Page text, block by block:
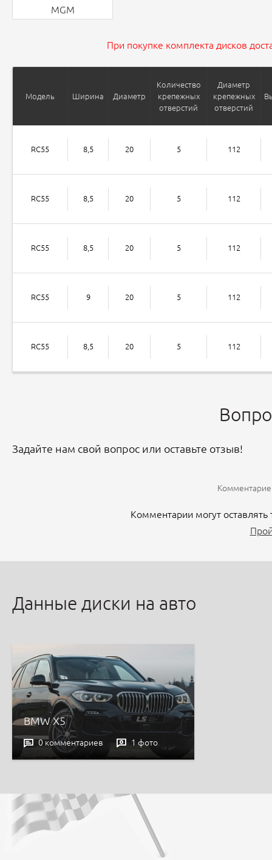
MGM
При покупке комплекта дисков
Модель Ширина Диаметр
Количество
крепежных
отверстий
Диаметр
крепежных
отверстий
RC55 8,5 20 5 112
RC55 8,5 20 5 112
RC55 8,5 20 5 112
RC55 9 20 5 112
RC55 8,5 20 5 112
Задайте нам свой вопрос или оставьте отзыв!
Комментарии могут
Данные диски на авто
BMW X5
0 комментариев 1 фото